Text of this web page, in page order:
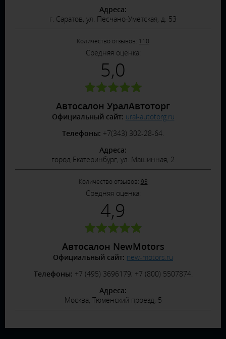
Адреса:
г. Саратов, ул. Песчано-Уметская, д. 53
Количество отзывов: 110
Средняя оценка:
5,0
Автосалон УралАвтоторг
Официальный сайт: ural-autotorg.ru
Телефоны: +7(343) 302-28-64.
Адреса:
город Екатеринбург, ул. Машинная, 2
Количество отзывов: 93
Средняя оценка:
4,9
Автосалон NewMotors
Официальный сайт: new-motors.ru
Телефоны: +7 (495) 3696179; +7 (800) 5507874.
Адреса:
Москва, Тюменский проезд, 5